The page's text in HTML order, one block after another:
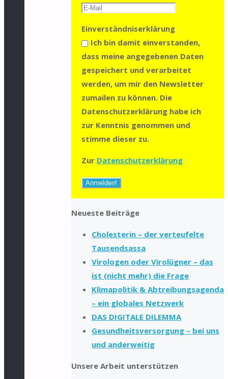
Einverständniserklärung
Ich bin damit einverstanden,
dass meine angegebenen Daten
gespeichert und verarbeitet
werden, um mir den Newsletter
zumailen zu können. Die
Datenschutzerklärung habe ich
zur Kenntnis genommen und
stimme dieser zu.
Zur Datenschutzerklärung
Neueste Beiträge
Cholesterin – der verteufelte
Tausendsassa
Virologen oder Virolügner – das
ist (nicht mehr) die Frage
Klimapolitik & Abtreibungsagenda
– ein globales Netzwerk
DAS DIGITALE DILEMMA
Gesundheitsversorgung – bei uns
und anderweitig
Unsere Arbeit unterstützen